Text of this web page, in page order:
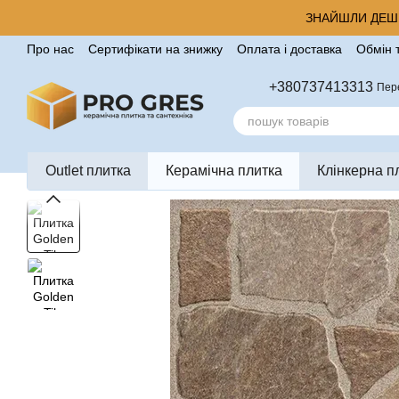
ЗНАЙШЛИ
Про нас Сертифікати на знижку Оплата і доставка
Обмін
+380737413313
Outlet плитка Керамічна плитка Клінкерна